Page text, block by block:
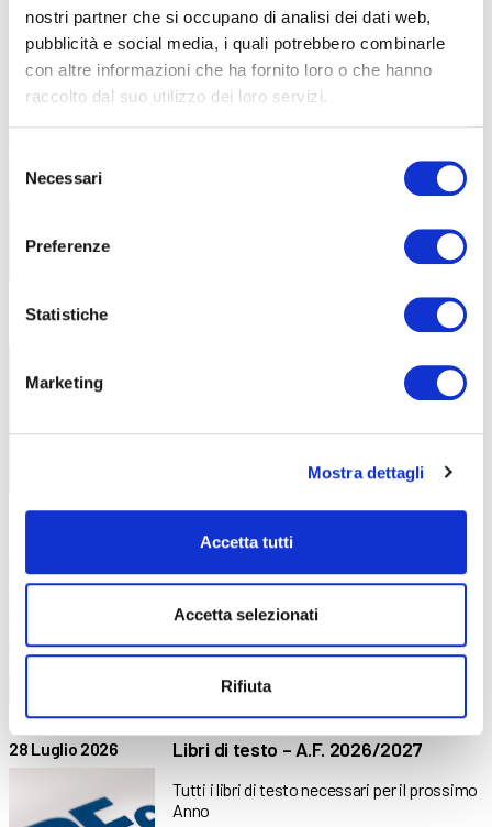
nostri partner che si occupano di analisi dei dati web,
pubblicità e social media, i quali potrebbero combinarle
con altre informazioni che ha fornito loro o che hanno
raccolto dal suo utilizzo dei loro servizi.
delNecessari
Preferenze
Statistiche
Marketing
Mostra dettagli
Accetta tutti
Accetta selezionati
Rifiuta
ABFNEWS
ABF ottiene la certificazione UNI/PdR
5 Agosto 2026
Formazione Continua in Lombardia:
aggiornare le proprie competenze
Protetto: La sostenibilità
formazione professionale
Non è disponibile alcun riassunto in quanto
si tratta di un articolo protetto.
28 Luglio 2026 Libri di testo – A.F. 2026/2027
Tutti i libri di testo necessari per il prossimo
Anno